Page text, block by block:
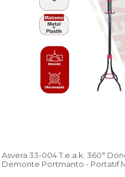
Asvera 33-004 T.e.a.k. 360°
Demonte Portmanto - Portatif